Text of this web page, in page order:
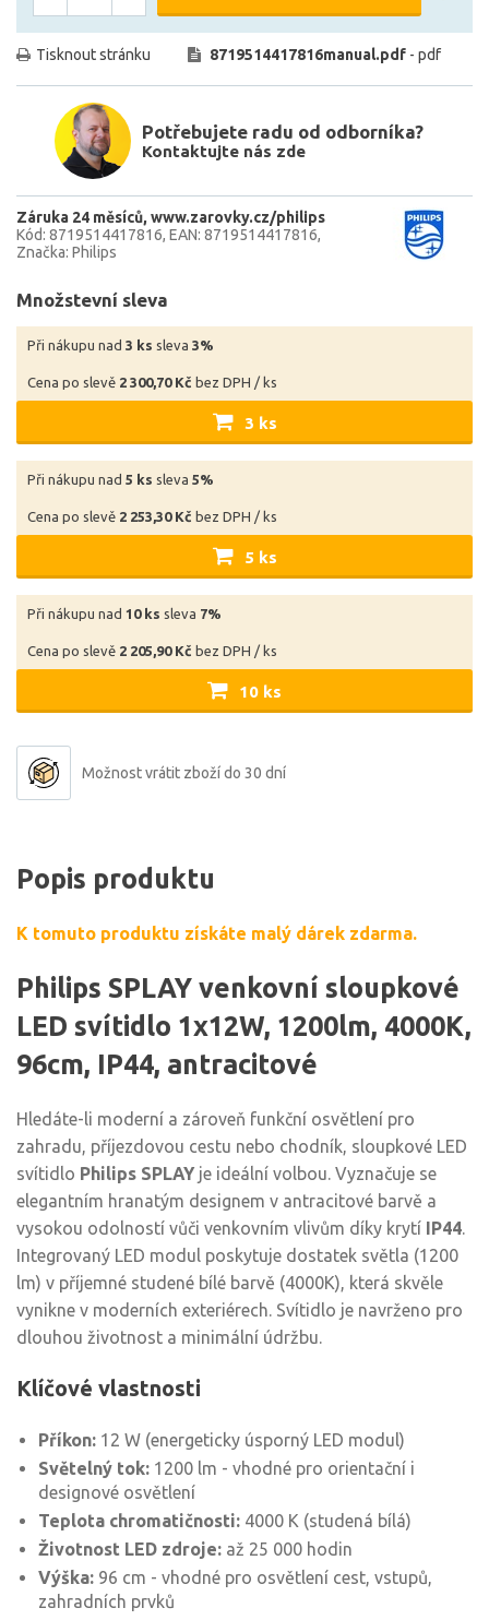
Tisknout stránku 8719514417816manual.pdf - pdf
Potřebujete radu od odborníka?
Kontaktujte nás zde
Záruka 24 měsíců www.zarovky.cz/philips
Kód: 8719514417816 EAN: 8719514417816
Značka: Philips
Množstevní sleva
Při nákupu nad 3 ks sleva 3%
Cena po slevě 2 300,70 Kč bez DPH / ks
3 ks
Při nákupu nad 5 ks sleva 5%
Cena po slevě 2 253,30 Kč bez DPH / ks
5 ks
Při nákupu nad 10 ks sleva 7%
Cena po slevě 2 205,90 Kč bez DPH / ks
10 ks
Možnost vrátit zboží do 30 dní
Popis produktu
K tomuto produktu získáte malý dárek zdarma.
Philips SPLAY venkovní sloupkové
LED svítidlo 1x12W, 1200lm, 4000K,
96cm, IP44, antracitové
Hledáte-li moderní a zároveň funkční osvětlení pro
zahradu, příjezdovou cestu nebo chodník, sloupkové LED
svítidlo Philips SPLAY je ideální volbou. Vyznačuje se
elegantním hranatým designem v antracitové barvě a
vysokou odolností vůči venkovním vlivům díky krytí IP44.
Integrovaný LED modul poskytuje dostatek světla (1200
lm) v příjemné studené bílé barvě (4000K), která skvěle
vynikne v moderních exteriérech. Svítidlo je navrženo pro
dlouhou životnost a minimální údržbu.
Klíčové vlastnosti
Příkon: 12 W (energeticky úsporný LED modul)
Světelný tok: 1200 lm - vhodné pro orientační i
designové osvětlení
Teplota chromatičnosti: 4000 K (studená bílá)
Životnost LED zdroje: až 25 000 hodin
Výška: 96 cm - vhodné pro osvětlení cest, vstupů,
zahradních prvků